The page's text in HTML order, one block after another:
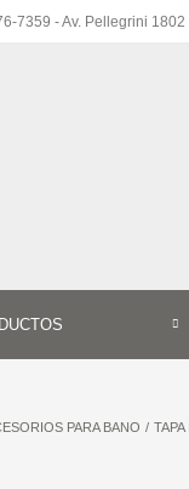
7359 - Av. Pellegrini 1802
PARA BANO /